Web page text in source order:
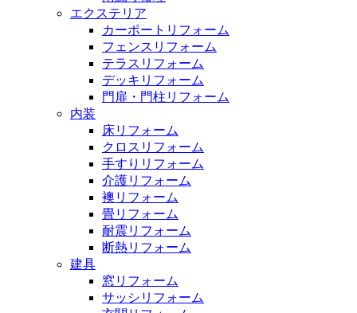
エクステリア
カーポートリフォーム
フェンスリフォーム
テラスリフォーム
デッキリフォーム
門扉・門柱リフォーム
内装
床リフォーム
クロスリフォーム
手すりリフォーム
介護リフォーム
襖リフォーム
畳リフォーム
耐震リフォーム
断熱リフォーム
建具
窓リフォーム
サッシリフォーム